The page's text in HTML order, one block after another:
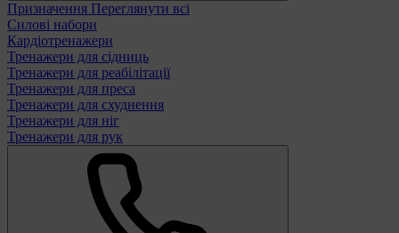
Призначення Переглянути всі
Силові набори
Кардіотренажери
Тренажери для сідниць
Тренажери для реабілітації
Тренажери для преса
Тренажери для схуднення
Тренажери для ніг
Тренажери для рук